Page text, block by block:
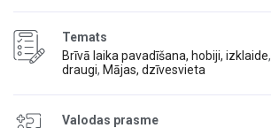
Temats
Brīvā laika pavadīšana, hobiji, izklaide,
draugi, Mājas, dzīvesvieta
Valodas prasme